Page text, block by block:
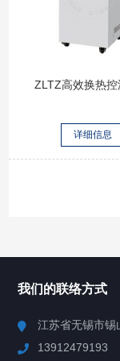
ZLTZ高效换热控
详细信息
Chiller高精度制
我们的联络方式
江苏省无锡市
13912479193